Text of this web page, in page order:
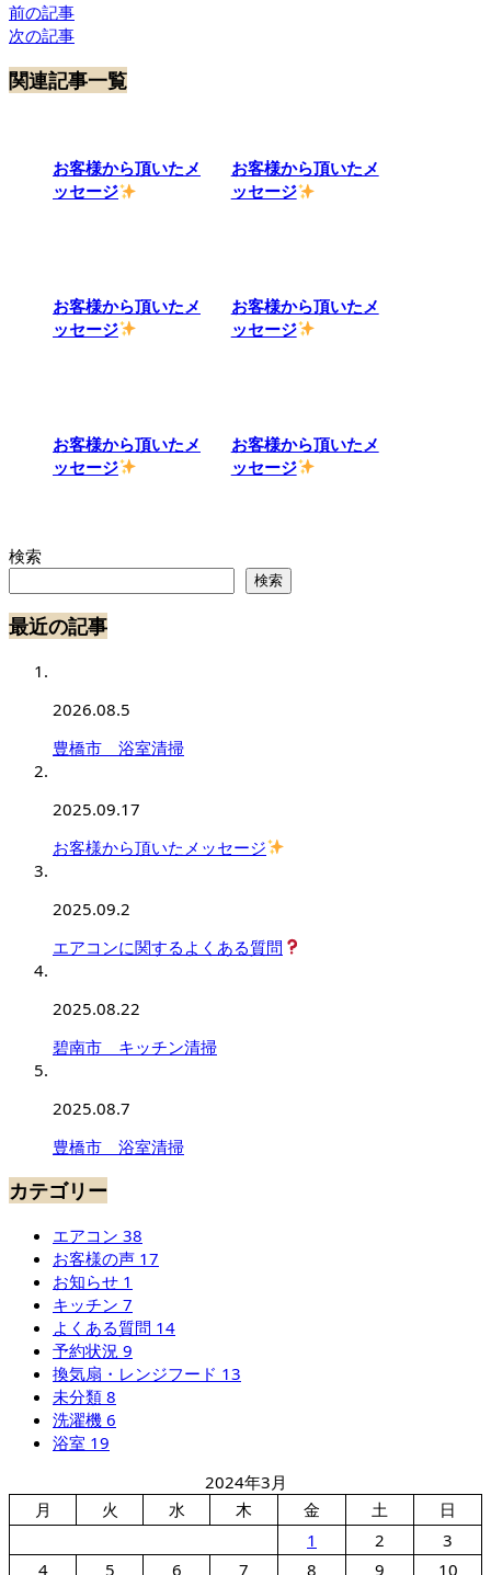
前の記事
次の記事
関連記事一覧
お客様から頂いたメ
ッセージ
お客様から頂いたメ
ッセージ
お客様から頂いたメ
ッセージ
お客様から頂いたメ
ッセージ
お客様から頂いたメ
ッセージ
お客様から頂いたメ
ッセージ
検索
検索
最近の記事
2026.08.5
豊橋市 浴室清掃
2025.09.17
お客様から頂いたメッセージ
2025.09.2
エアコンに関するよくある質問
2025.08.22
碧南市 キッチン清掃
2025.08.7
豊橋市 浴室清掃
カテゴリー
エアコン 38
お客様の声 17
お知らせ 1
キッチン 7
よくある質問 14
予約状況 9
換気扇・レンジフード 13
未分類 8
洗濯機 6
浴室 19
2024年3月
月
火 水 木 金 土
日
1
2
3
4
5 6 7 8 9 10